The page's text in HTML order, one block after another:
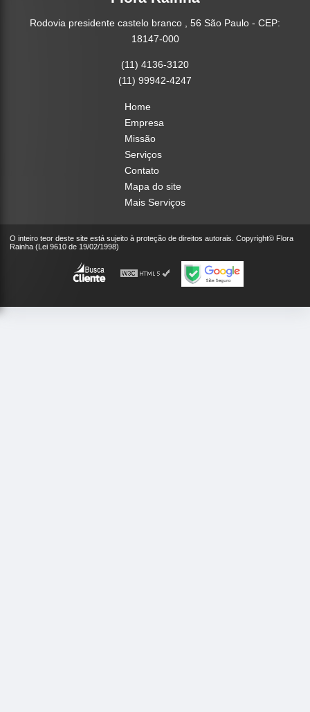
Rodovia presidente castelo branco , 56 São Paulo - CEP:
18147-000
(11) 4136-3120
(11) 99942-4247
Home
Empresa
Missão
Serviços
Contato
Mapa do site
Mais Serviços
O inteiro teor deste site está sujeito à proteção de direitos autorais. Copyright© Flora
Rainha (Lei 9610 de 19/02/1998)